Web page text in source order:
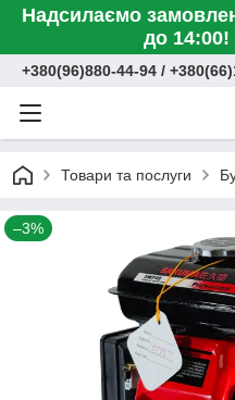
Надсилаємо
до 14:00!
+380(96)880-44-94 /
Товари та послуги
–3%